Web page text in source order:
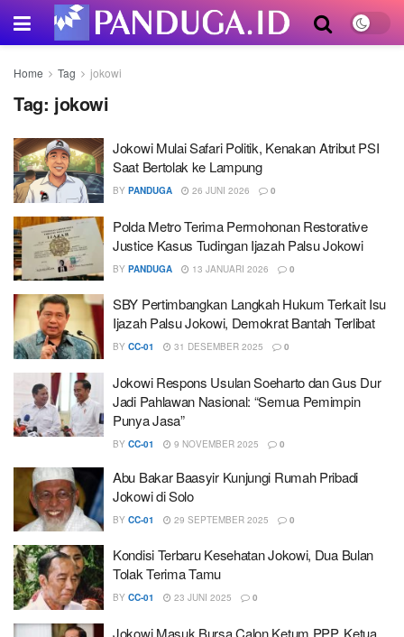
Home Tag jokowi
Tag: jokowi
Jokowi Mulai Safari Politik, Kenakan Atribut PSI
Saat Bertolak ke Lampung
BY PANDUGA 26 JUNI 2026 0
Polda Metro Terima Permohonan Restorative
Justice Kasus Tudingan Ijazah Palsu Jokowi
BY PANDUGA 13 JANUARI 2026 0
SBY Pertimbangkan Langkah Hukum Terkait Isu
Ijazah Palsu Jokowi, Demokrat Bantah Terlibat
BY CC-01 31 DESEMBER 2025 0
Jokowi Respons Usulan Soeharto dan Gus Dur
Jadi Pahlawan Nasional: “Semua Pemimpin
Punya Jasa”
BY CC-01 9 NOVEMBER 2025 0
Abu Bakar Baasyir Kunjungi Rumah Pribadi
Jokowi di Solo
BY CC-01 29 SEPTEMBER 2025 0
Kondisi Terbaru Kesehatan Jokowi, Dua Bulan
Tolak Terima Tamu
BY CC-01 23 JUNI 2025 0
Jokowi Masuk Bursa Calon Ketum PPP, Ketua